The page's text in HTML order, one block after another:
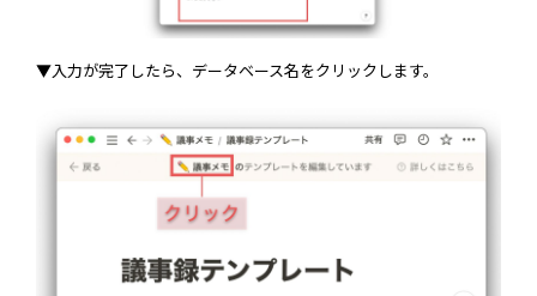
▼入力が完了したら、データベース名をクリックします。